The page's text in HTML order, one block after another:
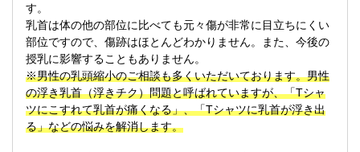
す。
乳首は体の他の部位に比べても元々傷が非常に目立ちにくい
部位ですので、傷跡はほとんどわかりません。また、今後の
授乳に影響することもありません。
※男性の乳頭縮小のご相談も多くいただいております。男性
の浮き乳首（浮きチク）問題と呼ばれていますが、「Tシャ
ツにこすれて乳首が痛くなる」、「Tシャツに乳首が浮き出
る」などの悩みを解消します。